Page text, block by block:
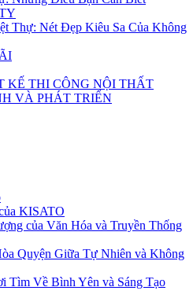
Thự: Nét Đẹp Kiêu Sa Của Không
KẾ THI CÔNG NỘI THẤT
VÀ PHÁT TRIỂN
KISATO
của Văn Hóa và Truyền Thống
Quyện Giữa Tự Nhiên và Không
Tìm Về Bình Yên và Sáng Tạo